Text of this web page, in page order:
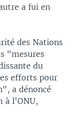
a fui en
des Nations
"mesures
du
efforts pour
a dénoncé
à l'ONU,